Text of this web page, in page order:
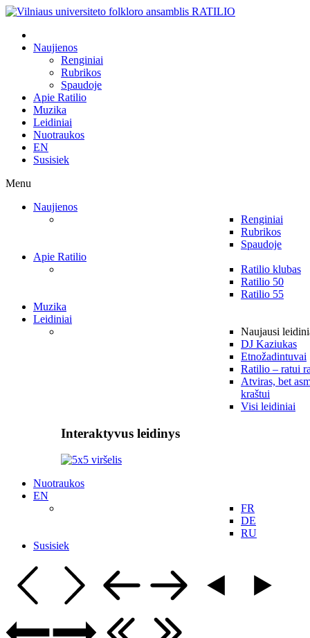
Naujienos
Renginiai
Rubrikos
Spaudoje
Apie Ratilio
Muzika
Leidiniai
Nuotraukos
EN
Susisiek
Menu
Naujienos
Renginiai
Rubrikos
Spaudoje
Apie Ratilio
Ratilio klubas
Ratilio 50
Ratilio 55
Muzika
Leidiniai
Naujausi
DJ Kaziukas
Etnožadintuvai
Ratilio – ratui
Atviras, bet
kraštui
Visi leidiniai
Interaktyvus leidinys
Nuotraukos
EN
FR
DE
RU
Susisiek